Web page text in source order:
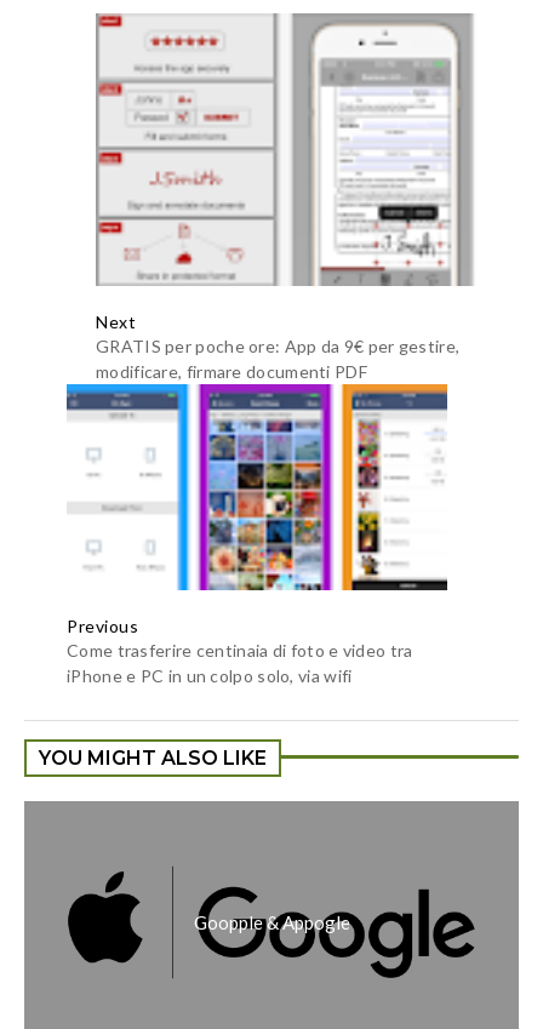
Next
GRATIS per poche ore: App da 9€ per gestire,
modificare, firmare documenti PDF
Previous
Come trasferire centinaia di foto e video tra
iPhone e PC in un colpo solo, via wifi
YOU MIGHT ALSO LIKE
Goopple & Appogle